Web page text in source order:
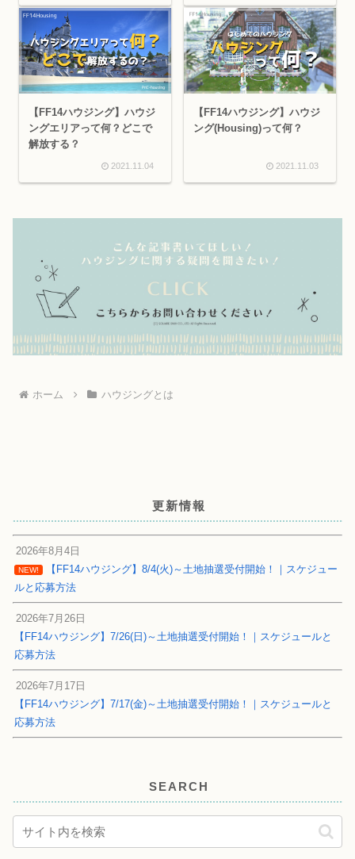
【FF14ハウジング】ハウジ
ングエリアって何？どこで
解放する？
2021.11.04
【FF14ハウジング】ハウジ
ング(Housing)って何？
2021.11.03
ホーム ハウジングとは
更新情報
2026年8月4日
NEW!
【FF14ハウジング】8/4(火)～土地抽選受付開始！｜スケジュー
ルと応募方法
2026年7月26日
【FF14ハウジング】7/26(日)～土地抽選受付開始！｜スケジュールと
応募方法
2026年7月17日
【FF14ハウジング】7/17(金)～土地抽選受付開始！｜スケジュールと
応募方法
SEARCH